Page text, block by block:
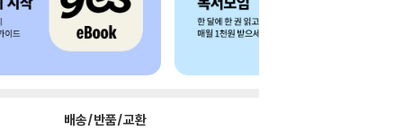
배송/반품/교환